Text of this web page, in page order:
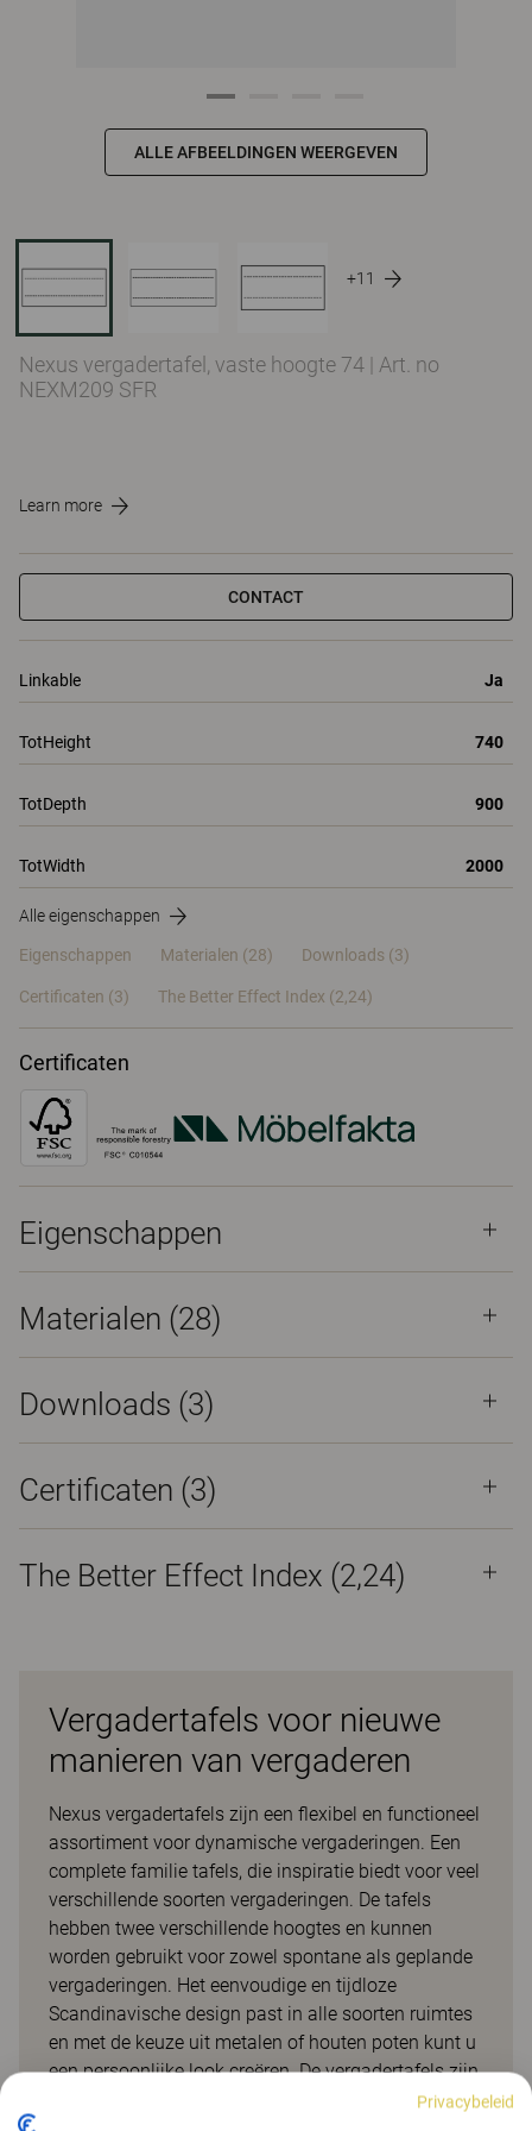
ALLE AFBEELDINGEN WEERGEVEN
+11
Nexus vergadertafel, vaste hoogte 74 | Art. no
NEXM209 SFR
Learn more
CONTACT
Linkable Ja
TotHeight 740
TotDepth 900
TotWidth 2000
Alle eigenschappen
Eigenschappen Materialen (28) Downloads (3)
Certificaten (3) The Better Effect Index (2,24)
Certificaten
Eigenschappen
Materialen (28)
Downloads (3)
Certificaten (3)
The Better Effect Index (2,24)
Vergadertafels voor nieuwe
manieren van vergaderen
Nexus vergadertafels zijn een flexibel en functioneel
assortiment voor dynamische vergaderingen. Een
complete familie tafels, die inspiratie biedt voor veel
verschillende soorten vergaderingen. De tafels
hebben twee verschillende hoogtes en kunnen
worden gebruikt voor zowel spontane als geplande
vergaderingen. Het eenvoudige en tijdloze
Scandinavische design past in alle soorten ruimtes
en met de keuze uit metalen of houten poten kunt u
een persoonlijke look creëren. De vergadertafels zijn
uitgerust met slimme en flexibele oplossingen voor
Privacybeleid